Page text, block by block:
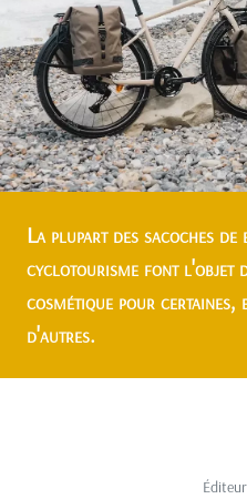
La plupart des sacoches de
cyclotourisme font l'objet
cosmétique pour
d'autres.